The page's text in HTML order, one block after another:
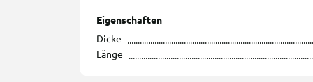
Eigenschaften
Dicke
Länge